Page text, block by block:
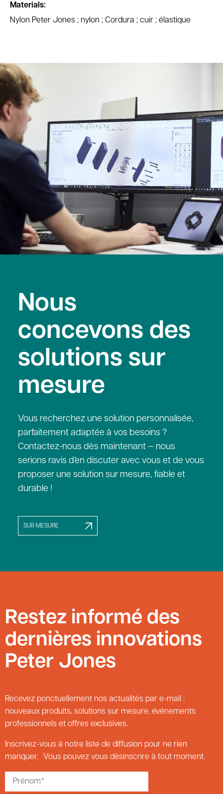
Materials:
Nylon Peter Jones ; nylon ; Cordura ; cuir ; élastique
Nous
concevons des
solutions sur
mesure
Vous recherchez une solution personnalisée,
parfaitement adaptée à vos besoins ?
Contactez-nous dès maintenant — nous
serions ravis d’en discuter avec vous et de vous
proposer une solution sur mesure, fiable et
durable !
SUR MESURE
Restez informé des
dernières innovations
Peter Jones
Recevez ponctuellement nos actualités par e-mail :
nouveaux produits, solutions sur mesure, événements
professionnels et offres exclusives.
Inscrivez-vous à notre liste de diffusion pour ne rien
manquer. Vous pouvez vous désinscrire à tout moment.